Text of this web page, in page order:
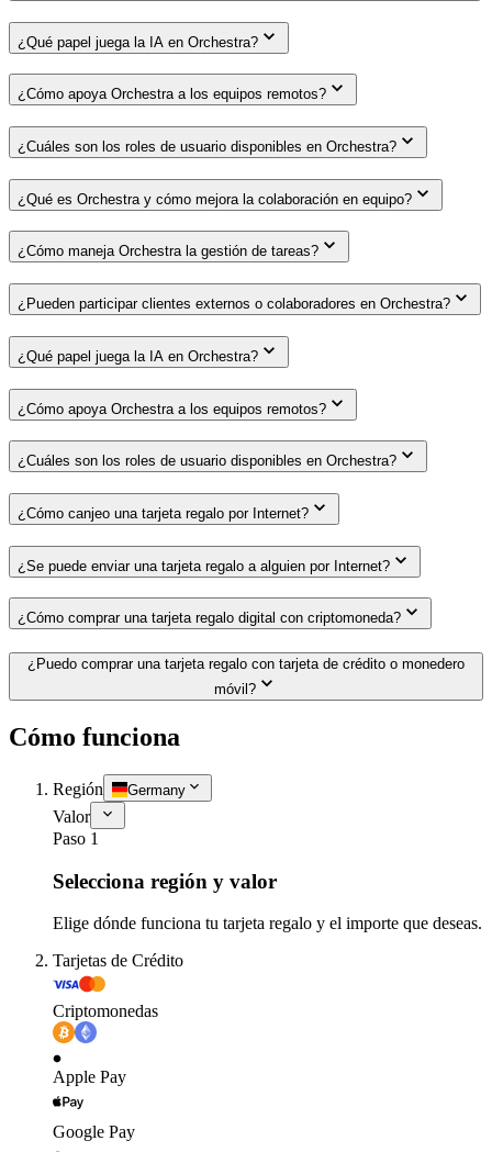
¿Qué papel juega la IA en Orchestra?
¿Cómo apoya Orchestra a los equipos remotos?
¿Cuáles son los roles de usuario disponibles en Orchestra?
¿Qué es Orchestra y cómo mejora la colaboración en equipo?
¿Cómo maneja Orchestra la gestión de tareas?
¿Pueden participar clientes externos o colaboradores en Orchestra?
¿Qué papel juega la IA en Orchestra?
¿Cómo apoya Orchestra a los equipos remotos?
¿Cuáles son los roles de usuario disponibles en Orchestra?
¿Cómo canjeo una tarjeta regalo por Internet?
¿Se puede enviar una tarjeta regalo a alguien por Internet?
¿Cómo comprar una tarjeta regalo digital con criptomoneda?
¿Puedo comprar una tarjeta regalo con tarjeta de crédito o monedero
móvil?
Cómo funciona
Región Germany
Valor
Paso 1
Selecciona región y valor
Elige dónde funciona tu tarjeta regalo y el importe que deseas.
Tarjetas de Crédito
Criptomonedas
Apple Pay
Google Pay